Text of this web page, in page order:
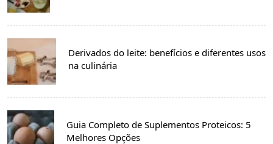
Derivados do leite: benefícios e diferentes usos
na culinária
Guia Completo de Suplementos Proteicos: 5
Melhores Opções